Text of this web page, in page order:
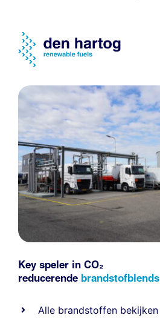
Key speler in CO₂
reducerende brandstofblends
Alle brandstoffen bekijken